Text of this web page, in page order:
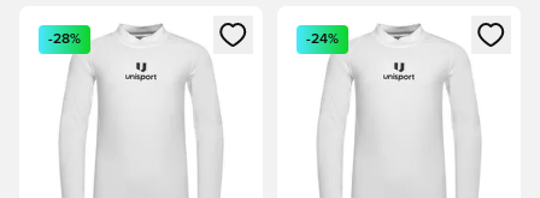
Öffnet ein Fenster zum Anmelden oder Registrieren als
-28%
Öffnet ein Fenster zum
-24%